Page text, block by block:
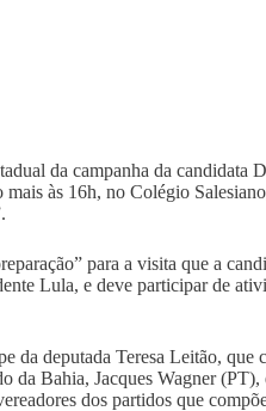
da campanha da
às 16h, no Colégio
para a visita que a
Lula, e deve participar de
da deputada Teresa Leitão,
da Bahia, Jacques Wagner
dos partidos que